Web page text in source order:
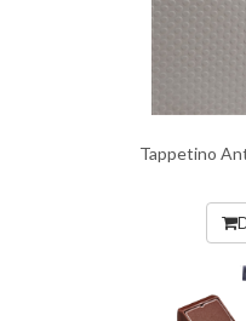
Tappetino